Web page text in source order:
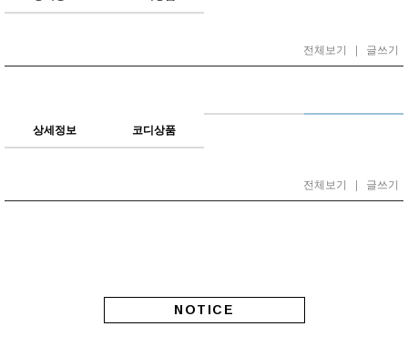
전체보기 | 글쓰기
상세정보 코디상품
전체보기 | 글쓰기
NOTICE